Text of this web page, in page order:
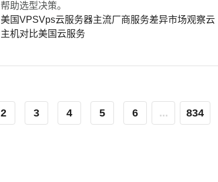
帮助选型决策。
美国VPSVps云服务器主流厂商服务差异市场观察云
主机对比美国云服务
2 3 4 5 6 ... 834